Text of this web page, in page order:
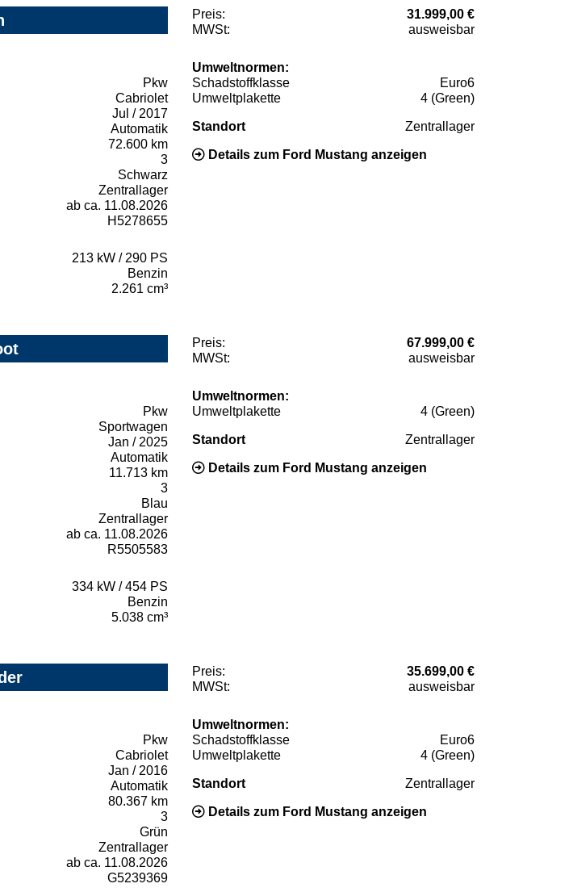
Preis:
31.999,00 €
MWSt:
ausweisbar
Pkw
Cabriolet
Jul / 2017
Automatik
72.600 km
3
Schwarz
Zentrallager
ab ca. 11.08.2026
H5278655
213 kW / 290 PS
Benzin
2.261 cm³
Umweltnormen:
Schadstoffklasse
Euro6
Umweltplakette
4 (Green)
Standort Zentrallager
Details zum Ford Mustang anzeigen
Preis:
67.999,00 €
MWSt:
ausweisbar
Pkw
Sportwagen
Jan / 2025
Automatik
11.713 km
3
Blau
Zentrallager
ab ca. 11.08.2026
R5505583
334 kW / 454 PS
Benzin
5.038 cm³
Umweltnormen:
Umweltplakette
4 (Green)
Standort Zentrallager
Details zum Ford Mustang anzeigen
Preis:
35.699,00 €
MWSt:
ausweisbar
Pkw
Cabriolet
Jan / 2016
Automatik
80.367 km
3
Grün
Zentrallager
ab ca. 11.08.2026
G5239369
Umweltnormen:
Schadstoffklasse
Euro6
Umweltplakette
4 (Green)
Standort Zentrallager
Details zum Ford Mustang anzeigen